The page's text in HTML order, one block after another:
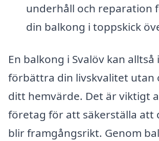
underhåll och reparation
din balkong i toppskick
En balkong i Svalöv kan
förbättra din livskvalitet utan
ditt hemvärde. Det är viktigt
företag för att säkerställa att
blir framgångsrikt. Genom